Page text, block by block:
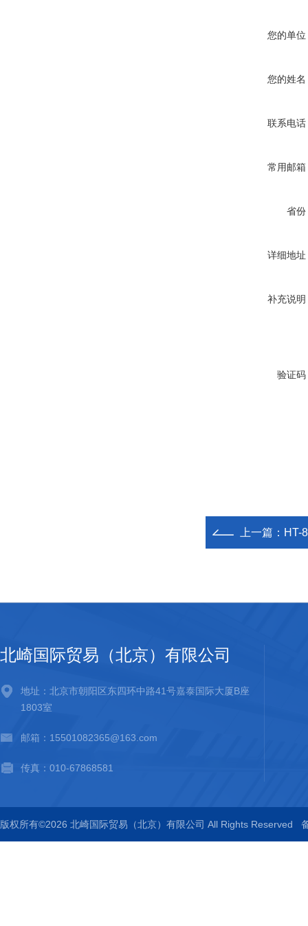
您的单位
您的姓名
联系电话
常用邮箱
省份
详细地址
补充说明
验证码
上一篇： HT-
北崎国际贸易（北京）有限公司
地址：北京市朝阳区东四环中路41号嘉泰国际大厦B座
1803室
邮箱：15501082365@163.com
传真：010-67868581
版权所有©2026 北崎国际贸易（北京）有限公司 All Rights Reserved